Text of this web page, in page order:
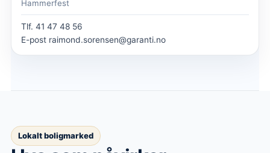
Hammerfest
Tlf. 41 47 48 56
E-post raimond.sorensen@garanti.no
Lokalt boligmarked